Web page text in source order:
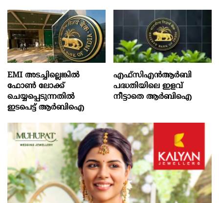
EMI അടച്ചില്ലെങ്കിൽ
ഫോൺ ലോക്ക്
ചെയ്യപ്പെടുന്നതിൽ
ഇടപെട്ട് ആർബിഐ
എഫ്സിഎൻആർബി
പദ്ധതിയിലെ ഇളവ്
നീട്ടാതെ ആർബിഐ